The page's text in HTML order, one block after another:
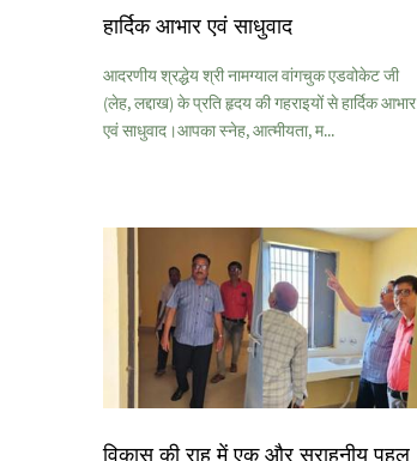
हार्दिक आभार एवं साधुवाद
आदरणीय श्रद्धेय श्री नामग्याल वांगचुक एडवोकेट जी
(लेह, लद्दाख) के प्रति हृदय की गहराइयों से हार्दिक आभार
एवं साधुवाद।आपका स्नेह, आत्मीयता, म...
विकास की राह में एक और सराहनीय पहल